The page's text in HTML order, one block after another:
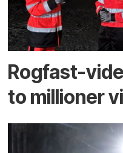
Rogfast-
to millioner